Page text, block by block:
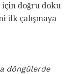
için doğru doku
ilk çalışmaya
döngülerde